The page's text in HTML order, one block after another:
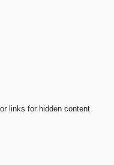
links for hidden content